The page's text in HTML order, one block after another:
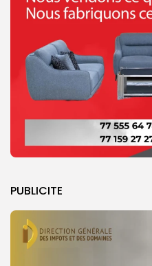
PUBLICITE